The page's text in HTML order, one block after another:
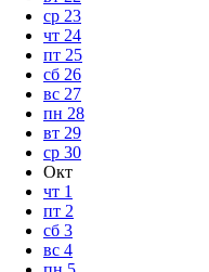
ср 23
чт 24
пт 25
сб 26
вс 27
пн 28
вт 29
ср 30
Окт
чт 1
пт 2
сб 3
вс 4